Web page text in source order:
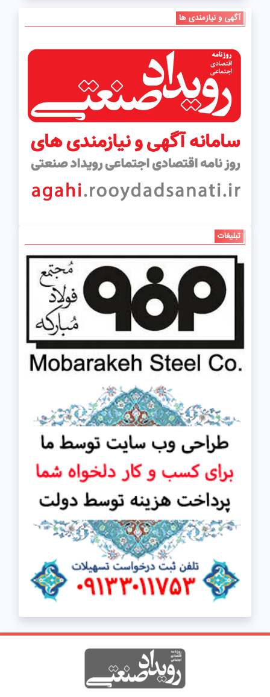
آگهی و نیازمندی ها
تبلیغات